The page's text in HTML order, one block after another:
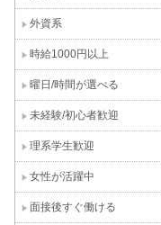
外資系
時給1000円以上
曜日/時間が選べる
未経験/初心者歓迎
理系学生歓迎
女性が活躍中
面接後すぐ働ける